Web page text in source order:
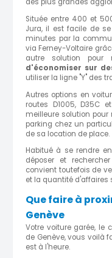
des plus grandes
Située entre 400 et
Jura, il est facile de
minutes par la
via Ferney-Voltaire
autre solution pour
d'économiser sur
utiliser la ligne "Y" des
Autres options en
routes D1005, D35C
meilleure solution pour
parking chez un
de sa location de place.
Habitué à se rendre
déposer et
convient toutefois de
et la quantité d'affaires
Que faire à
Genève
Votre voiture garée, le
de Genève, vous voilà
est à l'heure.